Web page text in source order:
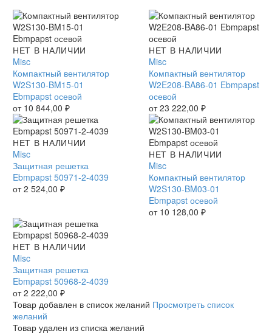
Компактный
вентилятор
W2S130-
BM15-
01
Ebmpapst
осевой
НЕТ В НАЛИЧИИ
Misc
Компактный вентилятор
W2S130-BM15-01
Ebmpapst осевой
от 10 844,00 ₽
Компактный
вентилятор
W2E208-
BA86-
01
Ebmpapst
осевой
НЕТ В НАЛИЧИИ
Misc
Компактный вентилятор
W2E208-BA86-01 Ebmpapst
осевой
от23 222,00 ₽
Защитная
решетка
Ebmpapst
50971-
2-
НЕТ В НАЛИЧИИ
Misc
Защитная решетка
Ebmpapst 50971-2-4039
от2 524,00 ₽
Компактный
вентилятор
W2S130-
BM03-
01
Ebmpapst
НЕТ В НАЛИЧИИ
Misc
Компактный вентилятор
W2S130-BM03-01
Ebmpapst осевой
от 10 128,00 ₽
Защитная
решетка
Ebmpapst
50968-
2-
4039
НЕТ В НАЛИЧИИ
Misc
Защитная решетка
Ebmpapst 50968-2-4039
от2 222,00 ₽
Товар добавлен в список желаний Просмотреть список
желаний
Товар удален из списка желаний